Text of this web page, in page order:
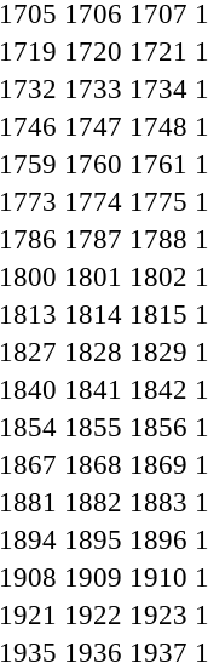
1705 1706 1707
1719 1720 1721
1732 1733 1734
1746 1747 1748
1759 1760 1761
1773 1774 1775
1786 1787 1788
1800 1801 1802
1813 1814 1815
1827 1828 1829
1840 1841 1842
1854 1855 1856
1867 1868 1869
1881 1882 1883
1894 1895 1896
1908 1909 1910
1921 1922 1923
1935 1936 1937